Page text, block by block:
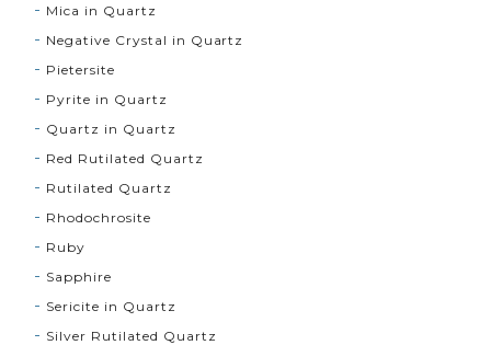
Mica in Quartz
Negative Crystal in Quartz
Pietersite
Pyrite in Quartz
Quartz in Quartz
Red Rutilated Quartz
Rutilated Quartz
Rhodochrosite
Ruby
Sapphire
Sericite in Quartz
Silver Rutilated Quartz